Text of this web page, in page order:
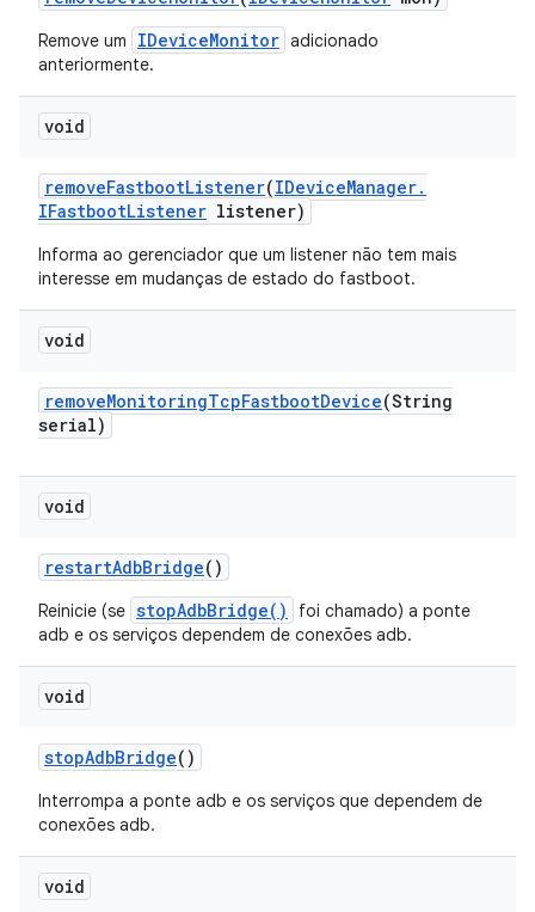
Remove um IDeviceMonitor adicionado
anteriormente.
void
removeFastbootListener(IDeviceManager.
IFastbootListener listener)
Informa ao gerenciador que um listener não tem mais
interesse em mudanças de estado do fastboot.
void
removeMonitoringTcpFastbootDevice(String
serial)
void
restartAdbBridge()
Reinicie (se stopAdbBridge()
foi chamado) a ponte
adb e os serviços dependem de conexões adb.
void
stopAdbBridge()
Interrompa a ponte adb e os serviços que dependem de
conexões adb.
void